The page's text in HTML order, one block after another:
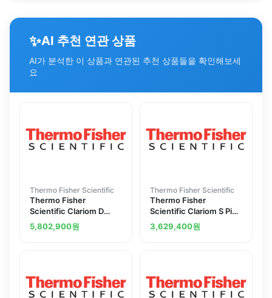
✨AI 추천 연관 상품
AI가 분석한 이 상품과 연관된 추천 상품들을 확인해보세
요
Thermo Fisher Scientific
Thermo Fisher
Scientific Clariom D
Assay rat 10 reactions
5,802,900원
Thermo Fisher Scientific
Thermo Fisher
Scientific Clariom S Pico
Assay rat 12 reactions
3,629,400원